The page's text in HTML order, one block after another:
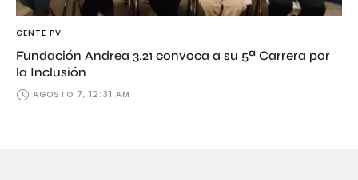
GENTE PV
Fundación Andrea 3.21 convoca a su 5ª Carrera por
la Inclusión
AGOSTO 7, 12:31 AM